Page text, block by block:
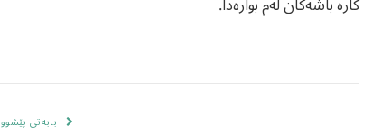
کارە باشەکان لەم بوارەدا.
بابەتی پێشوو